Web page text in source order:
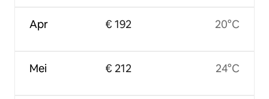
Apr
Mei
€ 192
€ 212
20°C
24°C